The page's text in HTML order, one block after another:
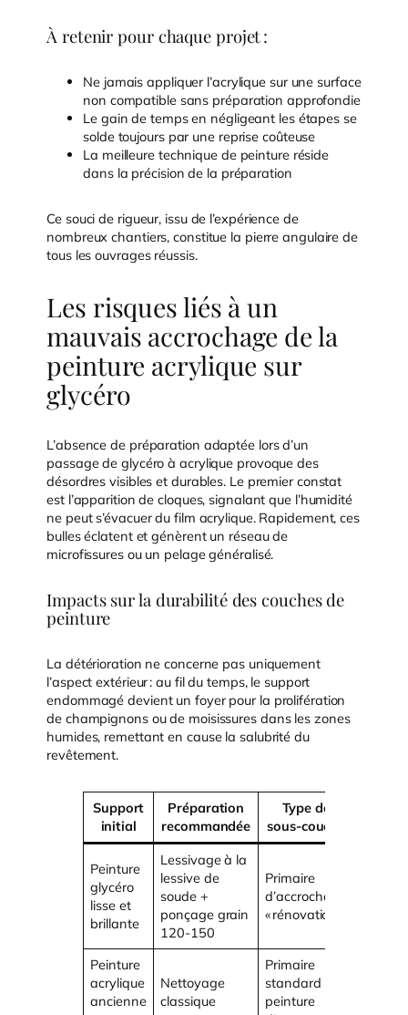
À retenir pour chaque projet :
Ne jamais appliquer l’acrylique sur une surface
non compatible sans préparation approfondie
Le gain de temps en négligeant les étapes se
solde toujours par une reprise coûteuse
La meilleure technique de peinture réside
dans la précision de la préparation
Ce souci de rigueur, issu de l’expérience de
nombreux chantiers, constitue la pierre angulaire de
tous les ouvrages réussis.
Les risques liés à un
mauvais accrochage de la
peinture acrylique sur
glycéro
L’absence de préparation adaptée lors d’un
passage de glycéro à acrylique provoque des
désordres visibles et durables. Le premier constat
est l’apparition de cloques, signalant que l’humidité
ne peut s’évacuer du film acrylique. Rapidement, ces
bulles éclatent et génèrent un réseau de
microfissures ou un pelage généralisé.
Impacts sur la durabilité des couches de
peinture
La détérioration ne concerne pas uniquement
l’aspect extérieur : au fil du temps, le support
endommagé devient un foyer pour la prolifération
de champignons ou de moisissures dans les zones
humides, remettant en cause la salubrité du
revêtement.
Support
initial
Préparation
recommandée
Type de
sous-couche
Peinture
glycéro
lisse et
brillante
Lessivage à la
lessive de
soude +
ponçage grain
120-150
Primaire
d’accrochage
« rénovation »
Peinture
acrylique
ancienne
Nettoyage
classique
Primaire
standard ou
peinture